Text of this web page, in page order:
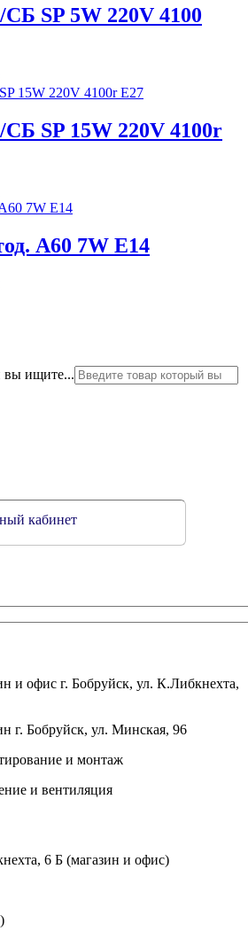
SP 5W 220V 4100
SP 15W 220V 4100r
А60 7W Е14
вы ищите...
кабинет
и офис г. Бобруйск, ул. К.Либкнехта,
г. Бобруйск, ул. Минская, 96
и монтаж
и вентиляция
6 Б (магазин и офис)